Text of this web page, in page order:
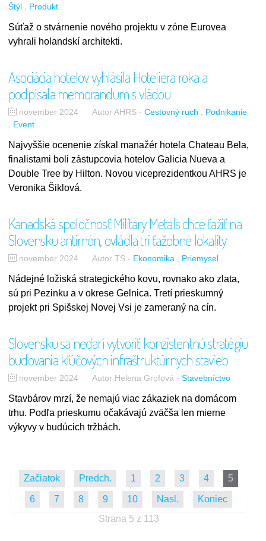
Štýl
Produkt
Súťaž o stvárnenie nového projektu v zóne Eurovea
vyhrali holandskí architekti.
Asociácia hotelov vyhlásila Hoteliera roka a
podpísala memorandum s vládou
november 2024 Autor AHRS-Cestovný ruch
Podnikanie
Event
Najvyššie ocenenie získal manažér hotela Chateau Bela,
finalistami boli zástupcovia hotelov Galicia Nueva a
Double Tree by Hilton. Novou viceprezidentkou AHRS je
Veronika Šiklová.
Kanadská spoločnosť Military Metals chce ťažiť na
Slovensku antimón, ovládla tri ťažobné lokality
november 2024 Autor TS- Ekonomika Priemysel
Nádejné ložiská strategického kovu, rovnako ako zlata,
sú pri Pezinku a v okrese Gelnica. Tretí prieskumný
projekt pri Spišskej Novej Vsi je zameraný na cín.
Slovensku sa nedarí vytvoriť konzistentnú stratégiu
budovania kľúčových infraštruktúrnych stavieb
november 2024 Autor Helena Grofová-Stavebníctvo
Stavbárov mrzí, že nemajú viac zákaziek na domácom
trhu. Podľa prieskumu očakávajú zväčša len mierne
výkyvy v budúcich tržbách.
Začiatok Predch. 1 2 3 4 5
6 7 8 9 10 Nasl.
Koniec
Strana 5 z 113